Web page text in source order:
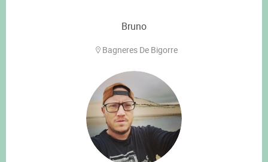
Bruno
Bagneres De Bigorre